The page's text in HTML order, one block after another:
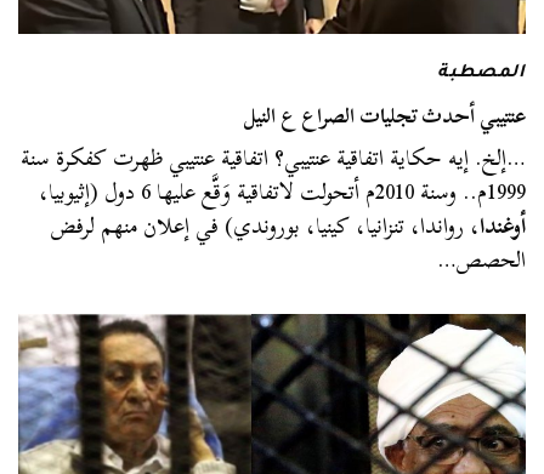
المصطبة
عنتيبي أحدث تجليات الصراع ع النيل
…إلخ. إيه حكاية اتفاقية عنتيبي؟ اتفاقية عنتيبي ظهرت كفكرة سنة
1999م.. وسنة 2010م أتحولت لاتفاقية وَقَّع عليها 6 دول (إثيوبيا،
أوغندا، رواندا، تنزانيا، كينيا، بوروندي) في إعلان منهم لرفض
الحصص…